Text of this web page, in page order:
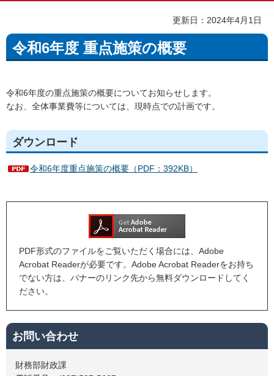
更新日：2024年4月1日
令和6年度 重点施策の概要
令和6年度の重点施策の概要についてお知らせします。
なお、全体事業費等については、現時点での計画です。
ダウンロード
令和6年度重点施策の概要（PDF：392KB）
PDF形式のファイルをご覧いただく場合には、Adobe
Acrobat Readerが必要です。Adobe Acrobat Readerをお持ち
でない方は、バナーのリンク先から無料ダウンロードしてく
ださい。
お問い合わせ
財務部財政課